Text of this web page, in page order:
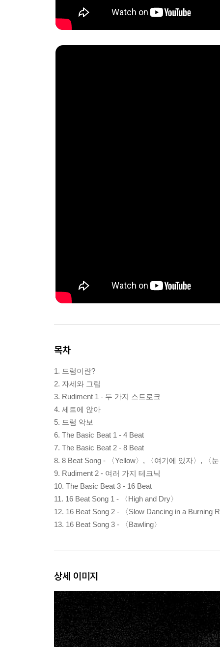
목차
1. 드럼이란?
2. 자세와 그립
3. Rudiment 1 - 두 가지 스트로크
4. 세트에 앉아
5. 드럼 악보
6. The Basic Beat 1 - 4 Beat
7. The Basic Beat 2 - 8 Beat
8. 8 Beat Song - 〈Yellow〉, 〈여기에 있자〉, 〈
9. Rudiment 2 - 여러 가지 테크닉
10. The Basic Beat 3 - 16 Beat
11. 16 Beat Song 1 - 〈High and Dry〉
12. 16 Beat Song 2 - 〈Slow Dancing in a Burning
13. 16 Beat Song 3 - 〈Bawling〉
상세 이미지